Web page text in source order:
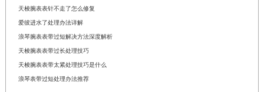
天梭腕表表针不走了怎么修复
爱彼进水了处理办法详解
浪琴腕表表带过短解决方法深度解析
天梭腕表表带过长处理技巧
天梭腕表表带太紧处理技巧是什么
浪琴表带过短处理办法推荐